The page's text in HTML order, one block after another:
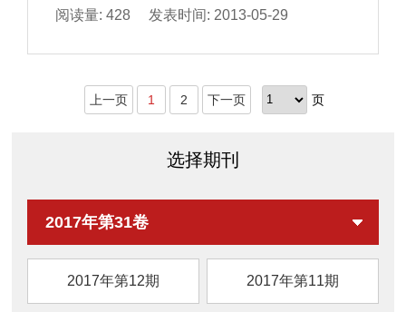
损失率和感官品质的影响。通过质构分析和感
猪肉丸的硬度、弹性、黏聚性、咀嚼性、蒸煮
最高；大豆分离蛋白的不同添加量对猪肉丸的
阅读量: 428 发表时间: 2013-05-29
上一页 1 2 下一页 页
选择期刊
2017年第31卷
2017年第12期 2017年第11期